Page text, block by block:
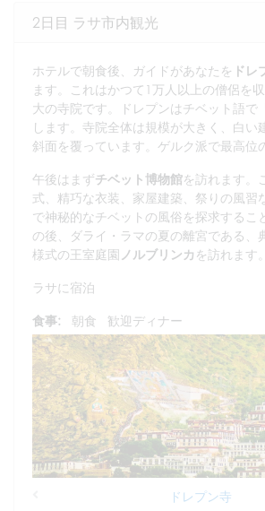
2日目 ラサ市内観光
ホテルで朝食後、ガイドがあなたを ドレ
ます。これはかつて1万人以上の僧侶を
大の寺院です。ドレプンはチベット語で
します。寺院全体は規模が大きく、白い
斜面を覆っています。ゲルク派で最高位
午後はまずチベット博物館を訪れます。
式、精巧な衣装、家屋建築、祭りの風習
で神秘的なチベットの風俗を探求するこ
の後、ダライ・ラマの夏の離宮である、
様式の王室庭園 ノルブリンカ を訪れます。
ラサに宿泊
食事: 朝食 歓迎ディナー
ドレプン寺